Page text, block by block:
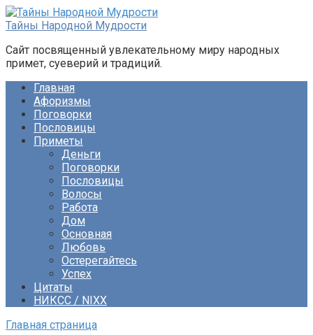
Перейти
к
Тайны Народной Мудрости
Сайт посвященный увлекательному миру народных
примет, суеверий и традиций.
Главная
Афоризмы
Поговорки
Пословицы
Приметы
Деньги
Поговорки
Пословицы
Волосы
Работа
Дом
Основная
Любовь
Остерегайтесь
Успех
Цитаты
НИКСС / NIXX
Главная страница